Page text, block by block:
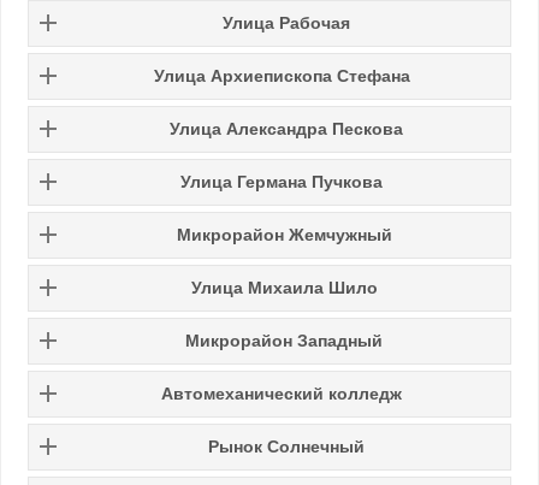
Улица Рабочая
Улица Архиепископа Стефана
Улица Александра Пескова
Улица Германа Пучкова
Микрорайон Жемчужный
Улица Михаила Шило
Микрорайон Западный
Автомеханический колледж
Рынок Солнечный